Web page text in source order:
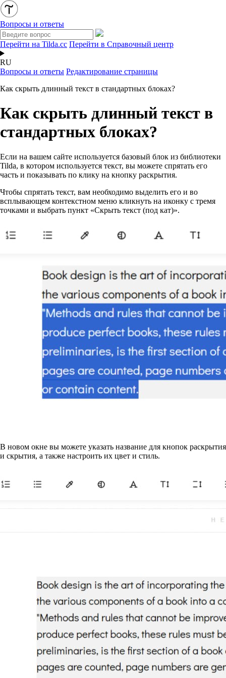
Вопросы и ответы
Перейти на Tilda.cc Перейти в Справочный центр
RU
Вопросы и ответы Редактирование страницы
Как скрыть длинный текст в стандартных блоках?
Как скрыть длинный текст в
стандартных блоках?
Если на вашем сайте используется базовый блок из библиотеки
Tilda, в котором используется текст, вы можете спрятать его
часть и показывать по клику на кнопку раскрытия.
Чтобы спрятать текст, вам необходимо выделить его и во
всплывающем контекстном меню кликнуть на иконку с тремя
точками и выбрать пункт «Скрыть текст (под кат)».
В новом окне вы можете указать название для кнопок раскрытия
и скрытия, а также настроить их цвет и стиль.